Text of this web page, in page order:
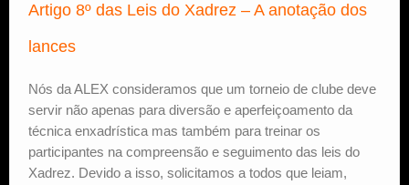
Artigo 8º das Leis do Xadrez – A anotação dos
lances
Nós da ALEX consideramos que um torneio de clube deve
servir não apenas para diversão e aperfeiçoamento da
técnica enxadrística mas também para treinar os
participantes na compreensão e seguimento das leis do
Xadrez. Devido a isso, solicitamos a todos que leiam,